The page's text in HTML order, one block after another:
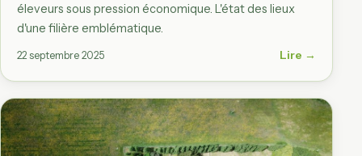
éleveurs sous pression économique. L'état des lieux
d'une filière emblématique.
22 septembre 2025 Lire →